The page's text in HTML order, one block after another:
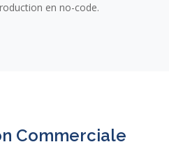
en no-code.
Commerciale